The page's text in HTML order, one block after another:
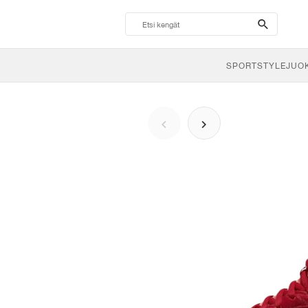
search-
btn
SPORTSTYLE